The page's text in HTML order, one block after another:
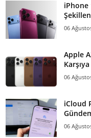
iPhone
06
Apple
Karşıya
06
iCloud
06